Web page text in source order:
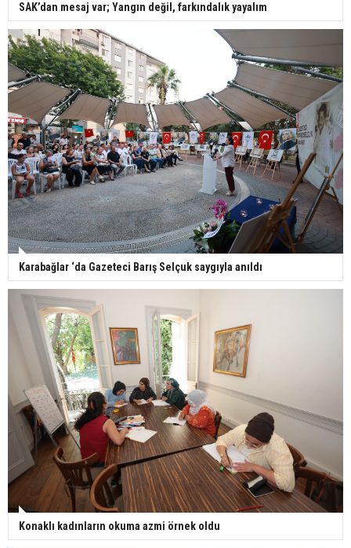
SAK’dan mesaj var; Yangın değil, farkındalık yayalım
Karabağlar ‘da Gazeteci Barış Selçuk saygıyla anıldı
Konaklı kadınların okuma azmi örnek oldu